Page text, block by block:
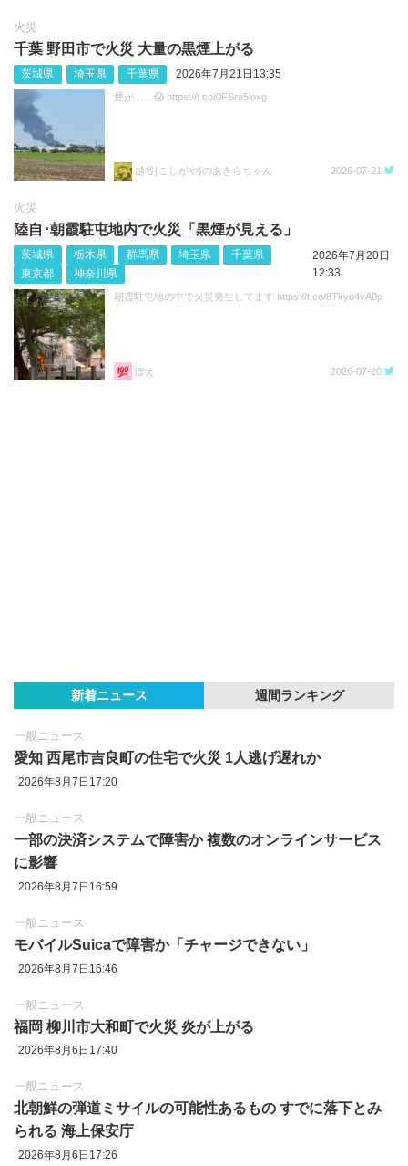
火災
千葉 野田市で火災 大量の黒煙上がる
茨城県 埼玉県 千葉県 2026年7月21日13:35
煙が……😱 https://t.co/0FSra5loxg
越谷(こしがや)のあきらちゃん 2026-07-21
火災
陸自･朝霞駐屯地内で火災「黒煙が見える」
茨城県 栃木県 群馬県 埼玉県
千葉県
東京都
神奈川県
2026年7月20日
12:33
朝霞駐屯地の中で火災発生してます https://t.co/8Tkyo4vA0p
ぼえ 2026-07-20
新着ニュース 週間ランキング
一般ニュース
愛知 西尾市吉良町の住宅で火災 1人逃げ遅れか
2026年8月7日17:20
一般ニュース
一部の決済システムで障害か 複数のオンラインサービス
に影響
2026年8月7日16:59
一般ニュース
モバイルSuicaで障害か「チャージできない」
2026年8月7日16:46
一般ニュース
福岡 柳川市大和町で火災 炎が上がる
2026年8月6日17:40
一般ニュース
北朝鮮の弾道ミサイルの可能性あるもの すでに落下とみ
られる 海上保安庁
2026年8月6日17:26